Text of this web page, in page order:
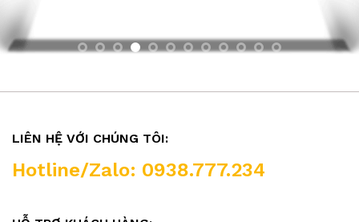
LIÊN HỆ VỚI CHÚNG TÔI:
Hotline/Zalo: 0938.777.234